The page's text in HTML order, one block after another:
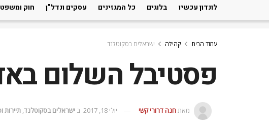
לונדון עכשיו בלוגים כל המגזינים עסקים ונדל”ן חוק ומשפט
עמוד הבית קהילה ישראלים בסקוטלנד
פסטיבל השלום
מאתחנה דרורי קשי יולי 18, 2017 ב ישראלים בסקוטלנד, תיירות